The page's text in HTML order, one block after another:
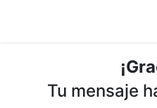
Tu mensaje